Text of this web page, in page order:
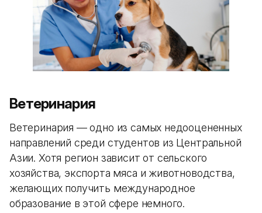
Ветеринария
Ветеринария — одно из самых недооцененных
направлений среди студентов из Центральной
Азии. Хотя регион зависит от сельского
хозяйства, экспорта мяса и животноводства,
желающих получить международное
образование в этой сфере немного.